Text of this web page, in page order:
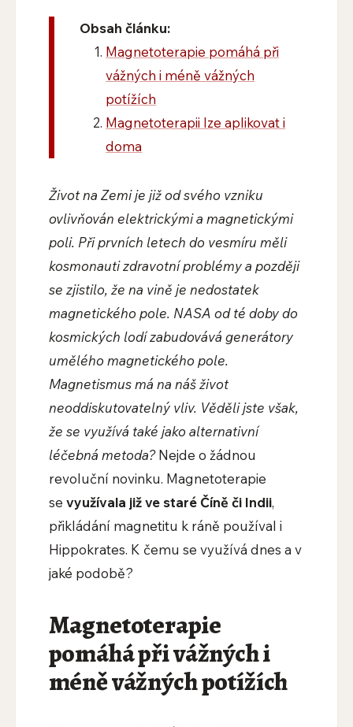
Obsah článku:
Magnetoterapie pomáhá při
vážných i méně vážných
potížích
Magnetoterapii lze aplikovat i
doma
Život na Zemi je již od svého vzniku
ovlivňován elektrickými a magnetickými
poli. Při prvních letech do vesmíru měli
kosmonauti zdravotní problémy a později
se zjistilo, že na vině je nedostatek
magnetického pole. NASA od té doby do
kosmických lodí zabudovává generátory
umělého magnetického pole.
Magnetismus má na náš život
neoddiskutovatelný vliv. Věděli jste však,
že se využívá také jako alternativní
léčebná metoda?Nejde o žádnou
revoluční novinku. Magnetoterapie
se využívala již ve staré Číně či Indii,
přikládání magnetitu k ráně používal i
Hippokrates. K čemu se využívá dnes a v
jaké podobě?
Magnetoterapie
pomáhá při vážných i
méně vážných potížích